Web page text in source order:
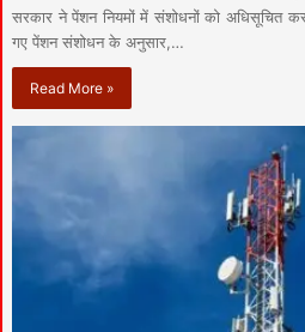
सरकार ने पेंशन नियमों में संशोधनों को अधिसूचित कर
गए पेंशन संशोधन के अनुसार,…
Read More »